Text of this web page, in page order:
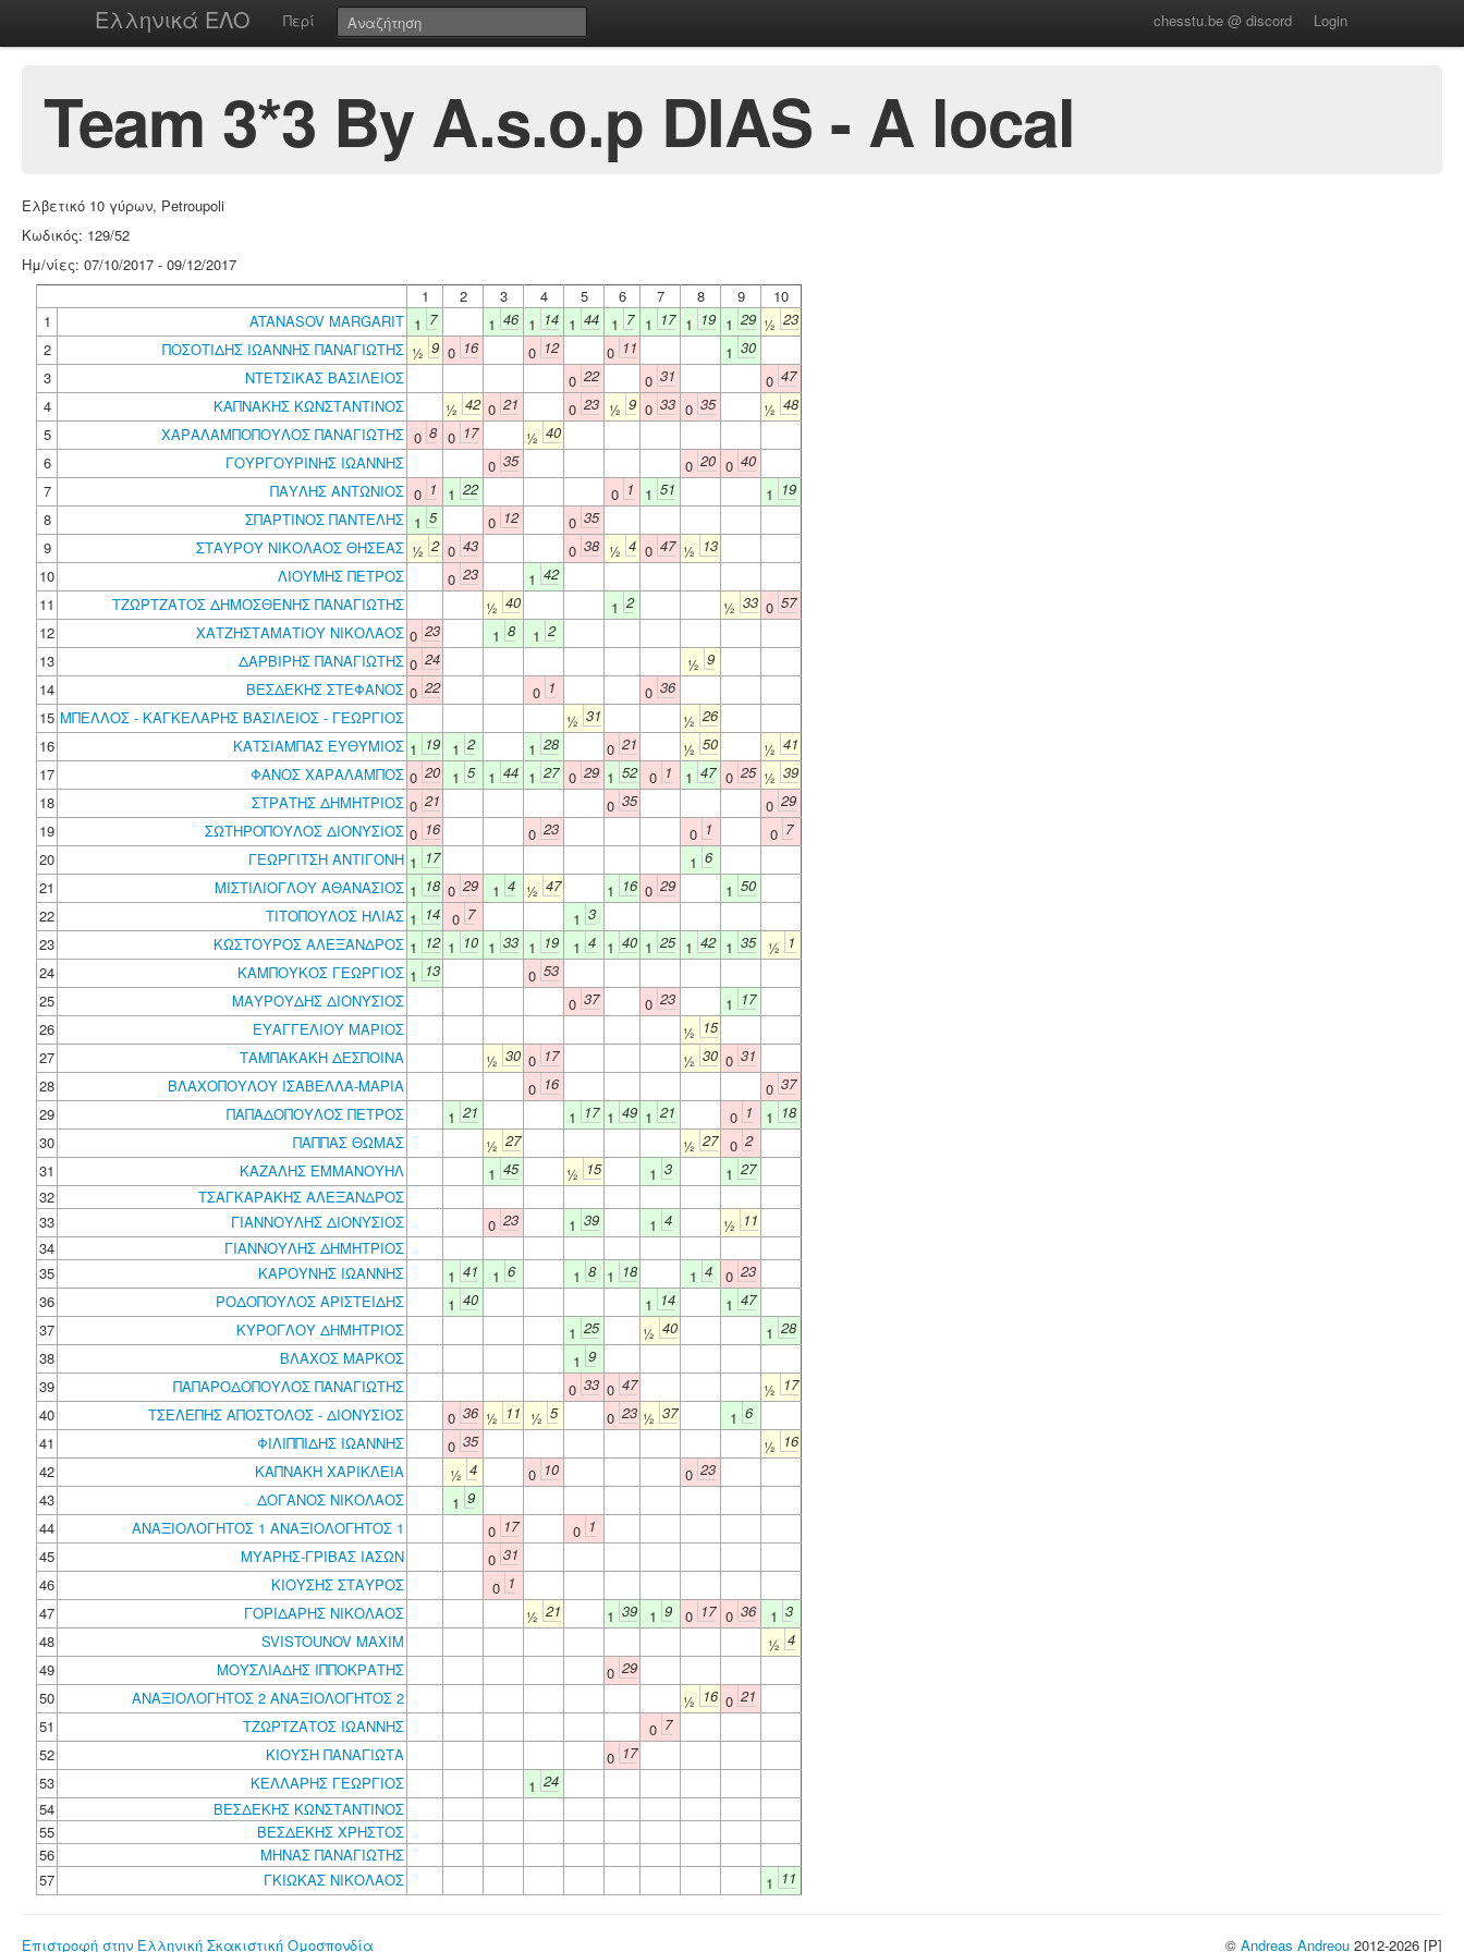
Ελληνικά ΕΛΟ Περί chesstu.be @ discord Login
Team 3*3 By A.s.o.p DIAS - A local
Ελβετικό 10 γύρων, Petroupoli
Κωδικός: 129/52
Ημ/νίες: 07/10/2017 - 09/12/2017
1
2 3 4 5 6 7 8 9
10
1
ATANASOV MARGARIT 1 7 1 46 1 14 1 44 1 7 1 17 1 19 1 29 ½ 23
2
ΠΟΣΟΤΙΔΗΣ ΙΩΑΝΝΗΣ ΠΑΝΑΓΙΩΤΗΣ ½ 9 0 16 0 12 0 11 1 30
3
ΝΤΕΤΣΙΚΑΣ ΒΑΣΙΛΕΙΟΣ 0 22 0 31 0 47
4
ΚΑΠΝΑΚΗΣ ΚΩΝΣΤΑΝΤΙΝΟΣ ½ 42 0 21 0 23 ½ 9 0 33 0 35 ½ 48
5
ΧΑΡΑΛΑΜΠΟΠΟΥΛΟΣ ΠΑΝΑΓΙΩΤΗΣ 0 8 0 17 ½ 40
6
ΓΟΥΡΓΟΥΡΙΝΗΣ ΙΩΑΝΝΗΣ 0 35 0 20 0 40
7
ΠΑΥΛΗΣ ΑΝΤΩΝΙΟΣ 0 1 1 22 0 1 1 51 1 19
8
ΣΠΑΡΤΙΝΟΣ ΠΑΝΤΕΛΗΣ 1 5 0 12 0 35
9
ΣΤΑΥΡΟΥ ΝΙΚΟΛΑΟΣ ΘΗΣΕΑΣ ½ 2 0 43 0 38 ½ 4 0 47 ½ 13
10
ΛΙΟΥΜΗΣ ΠΕΤΡΟΣ 0 23 1 42
11
ΤΖΩΡΤΖΑΤΟΣ ΔΗΜΟΣΘΕΝΗΣ ΠΑΝΑΓΙΩΤΗΣ ½ 40 1 2 ½ 33 0 57
12
ΧΑΤΖΗΣΤΑΜΑΤΙΟΥ ΝΙΚΟΛΑΟΣ 0 23 1 8 1 2
13
ΔΑΡΒΙΡΗΣ ΠΑΝΑΓΙΩΤΗΣ 0 24 ½ 9
14
ΒΕΣΔΕΚΗΣ ΣΤΕΦΑΝΟΣ 0 22 0 1 0 36
15 ΜΠΕΛΛΟΣ - ΚΑΓΚΕΛΑΡΗΣ ΒΑΣΙΛΕΙΟΣ - ΓΕΩΡΓΙΟΣ ½ 31 ½ 26
16
ΚΑΤΣΙΑΜΠΑΣ ΕΥΘΥΜΙΟΣ 1 19 1 2 1 28 0 21 ½ 50 ½ 41
17
ΦΑΝΟΣ ΧΑΡΑΛΑΜΠΟΣ 0 20 1 5 1 44 1 27 0 29 1 52 0 1 1 47 0 25 ½ 39
18
ΣΤΡΑΤΗΣ ΔΗΜΗΤΡΙΟΣ 0 21 0 35 0 29
19
ΣΩΤΗΡΟΠΟΥΛΟΣ ΔΙΟΝΥΣΙΟΣ 0 16 0 23 0 1 0 7
20
ΓΕΩΡΓΙΤΣΗ ΑΝΤΙΓΟΝΗ 1 17 1 6
21
ΜΙΣΤΙΛΙΟΓΛΟΥ ΑΘΑΝΑΣΙΟΣ 1 18 0 29 1 4 ½ 47 1 16 0 29 1 50
22
ΤΙΤΟΠΟΥΛΟΣ ΗΛΙΑΣ 1 14 0 7 1 3
23
ΚΩΣΤΟΥΡΟΣ ΑΛΕΞΑΝΔΡΟΣ 1 12 1 10 1 33 1 19 1 4 1 40 1 25 1 42 1 35 ½ 1
24
ΚΑΜΠΟΥΚΟΣ ΓΕΩΡΓΙΟΣ 1 13 0 53
25
ΜΑΥΡΟΥΔΗΣ ΔΙΟΝΥΣΙΟΣ 0 37 0 23 1 17
26
ΕΥΑΓΓΕΛΙΟΥ ΜΑΡΙΟΣ ½ 15
27
ΤΑΜΠΑΚΑΚΗ ΔΕΣΠΟΙΝΑ ½ 30 0 17 ½ 30 0 31
28
ΒΛΑΧΟΠΟΥΛΟΥ ΙΣΑΒΕΛΛΑ-ΜΑΡΙΑ 0 16 0 37
29
ΠΑΠΑΔΟΠΟΥΛΟΣ ΠΕΤΡΟΣ 1 21 1 17 1 49 1 21 0 1 1 18
30
ΠΑΠΠΑΣ ΘΩΜΑΣ ½ 27 ½ 27 0 2
31
ΚΑΖΑΛΗΣ ΕΜΜΑΝΟΥΗΛ 1 45 ½ 15 1 3 1 27
32
ΤΣΑΓΚΑΡΑΚΗΣ ΑΛΕΞΑΝΔΡΟΣ
33
ΓΙΑΝΝΟΥΛΗΣ ΔΙΟΝΥΣΙΟΣ 0 23 1 39 1 4 ½ 11
34
ΓΙΑΝΝΟΥΛΗΣ ΔΗΜΗΤΡΙΟΣ
35
ΚΑΡΟΥΝΗΣ ΙΩΑΝΝΗΣ 1 41 1 6 1 8 1 18 1 4 0 23
36
ΡΟΔΟΠΟΥΛΟΣ ΑΡΙΣΤΕΙΔΗΣ 1 40 1 14 1 47
37
ΚΥΡΟΓΛΟΥ ΔΗΜΗΤΡΙΟΣ 1 25 ½ 40 1 28
38
ΒΛΑΧΟΣ ΜΑΡΚΟΣ 1 9
39
ΠΑΠΑΡΟΔΟΠΟΥΛΟΣ ΠΑΝΑΓΙΩΤΗΣ 0 33 0 47 ½ 17
40
ΤΣΕΛΕΠΗΣ ΑΠΟΣΤΟΛΟΣ - ΔΙΟΝΥΣΙΟΣ 0 36 ½ 11 ½ 5 0 23 ½ 37 1 6
41
ΦΙΛΙΠΠΙΔΗΣ ΙΩΑΝΝΗΣ 0 35 ½ 16
42
ΚΑΠΝΑΚΗ ΧΑΡΙΚΛΕΙΑ ½ 4 0 10 0 23
43
ΔΟΓΑΝΟΣ ΝΙΚΟΛΑΟΣ 1 9
44
ΑΝΑΞΙΟΛΟΓΗΤΟΣ 1 ΑΝΑΞΙΟΛΟΓΗΤΟΣ 1 0 17 0 1
45
ΜΥΑΡΗΣ-ΓΡΙΒΑΣ ΙΑΣΩΝ 0 31
46
ΚΙΟΥΣΗΣ ΣΤΑΥΡΟΣ 0 1
47
ΓΟΡΙΔΑΡΗΣ ΝΙΚΟΛΑΟΣ ½ 21 1 39 1 9 0 17 0 36 1 3
48
SVISTOUNOV MAXIM ½ 4
49
ΜΟΥΣΛΙΑΔΗΣ ΙΠΠΟΚΡΑΤΗΣ 0 29
50
ΑΝΑΞΙΟΛΟΓΗΤΟΣ 2 ΑΝΑΞΙΟΛΟΓΗΤΟΣ 2 ½ 16 0 21
51
ΤΖΩΡΤΖΑΤΟΣ ΙΩΑΝΝΗΣ 0 7
52
ΚΙΟΥΣΗ ΠΑΝΑΓΙΩΤΑ 0 17
53
ΚΕΛΛΑΡΗΣ ΓΕΩΡΓΙΟΣ 1 24
54
ΒΕΣΔΕΚΗΣ ΚΩΝΣΤΑΝΤΙΝΟΣ
55
ΒΕΣΔΕΚΗΣ ΧΡΗΣΤΟΣ
56
ΜΗΝΑΣ ΠΑΝΑΓΙΩΤΗΣ
57
ΓΚΙΩΚΑΣ ΝΙΚΟΛΑΟΣ 1 11
Επιστροφή στην Ελληνική Σκακιστική Ομοσπονδία © Andreas Andreou 2012-2026 [P]